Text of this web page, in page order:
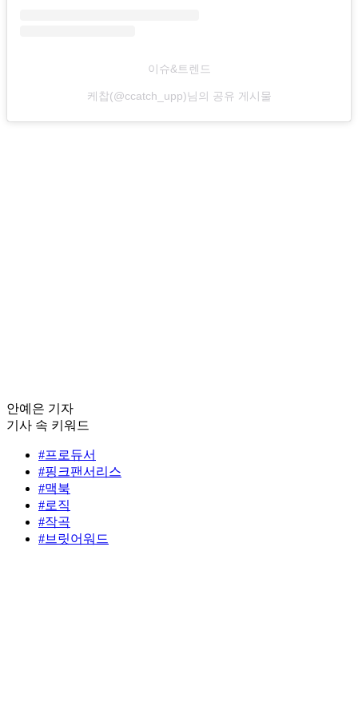
이슈&트렌드
케찹(@ccatch_upp)님의 공유 게시물
안예은 기자
기사 속 키워드
#프로듀서
#핑크팬서리스
#맥북
#로직
#작곡
#브릿어워드